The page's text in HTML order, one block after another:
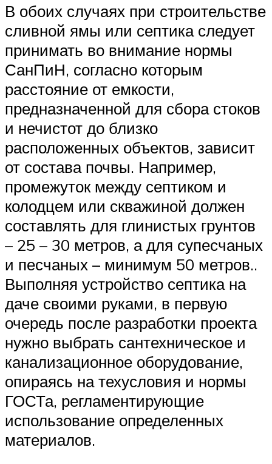
В обоих случаях при строительстве
сливной ямы или септика следует
принимать во внимание нормы
СанПиН, согласно которым
расстояние от емкости,
предназначенной для сбора стоков
и нечистот до близко
расположенных объектов, зависит
от состава почвы. Например,
промежуток между септиком и
колодцем или скважиной должен
составлять для глинистых грунтов
– 25 – 30 метров, а для супесчаных
и песчаных – минимум 50 метров..
Выполняя устройство септика на
даче своими руками, в первую
очередь после разработки проекта
нужно выбрать сантехническое и
канализационное оборудование,
опираясь на техусловия и нормы
ГОСТа, регламентирующие
использование определенных
материалов.